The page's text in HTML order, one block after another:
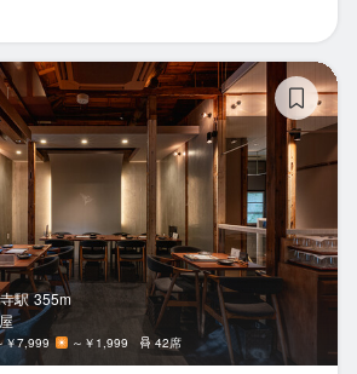
駅 355m
￥7,999 ～￥1,999 42席